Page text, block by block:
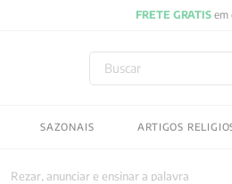
FRETE GRATIS em
Buscar
SAZONAIS ARTIGOS
Rezar, anunciar e ensinar a palavra
2027